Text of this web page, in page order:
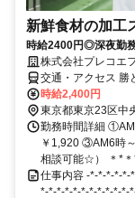
新鮮食材の加工
時給2400円◎深夜勤
株式会社プレコエ
交通・アクセス 勝
時給2,400円
東京都東京23区中
勤務時間詳細
￥1,920 ③AM6時
相談可能☆） ＊*
仕事内容 -*-*-*-*-*-
*-*-*-*-*-*-*-*-*-*-*-